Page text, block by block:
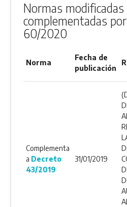
Normas modificadas
complementadas
60/2020
Norma
Fecha de
publicación
Complementa
a Decreto
43/2019
31/01/2019